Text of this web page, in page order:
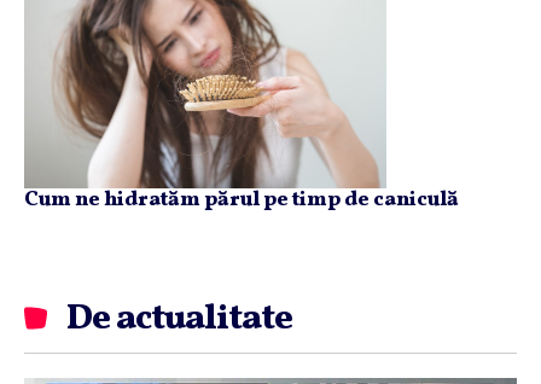
Cum ne hidratăm părul pe timp de caniculă
De actualitate